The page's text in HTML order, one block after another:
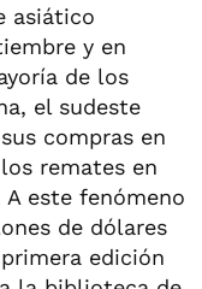
asiático
y en
de los
el sudeste
compras en
remates en
A este fenómeno
de dólares
edición